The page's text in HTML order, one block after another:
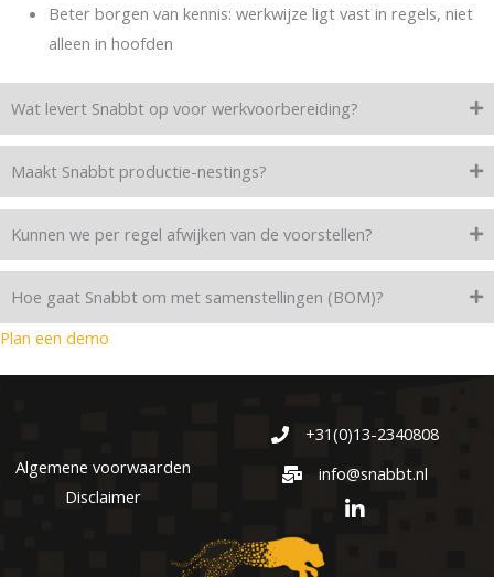
Beter borgen van kennis: werkwijze ligt vast in regels, niet
alleen in hoofden
Wat levert Snabbt op voor werkvoorbereiding?
Maakt Snabbt productie-nestings?
Kunnen we per regel afwijken van de voorstellen?
Hoe gaat Snabbt om met samenstellingen (BOM)?
Plan een demo
Algemene voorwaarden
Disclaimer
+31(0)13-2340808
info@snabbt.nl